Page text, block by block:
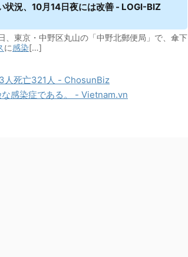
状況、10月14日夜には改善 - LOGI-BIZ
東京・中野区丸山の「中野北郵便局」で、傘下
に感染[…]
人死亡321人 - ChosunBiz
感染症である。 - Vietnam.vn